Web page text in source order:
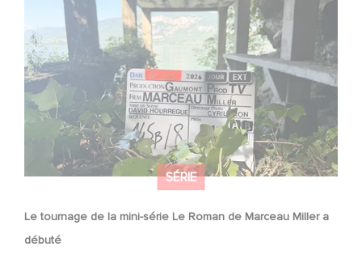
SÉRIE
Le tournage de la mini-série Le Roman de Marceau Miller a
débuté
Le tournage de la mini-série Le Roman de Marceau Miller
a débuté